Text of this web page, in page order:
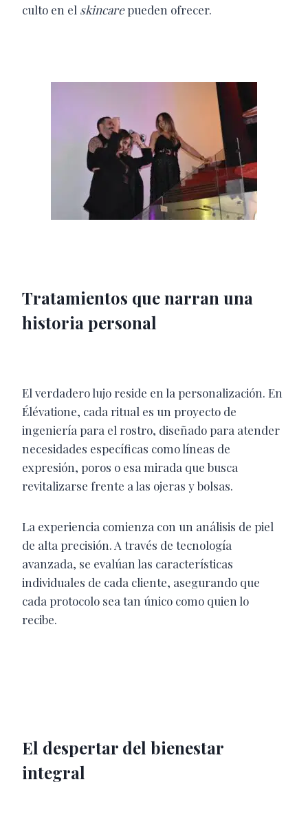
culto en el skincarepueden ofrecer.
Tratamientos que narran una
historia personal
El verdadero lujo reside en la personalización. En
Élévatione, cada ritual es un proyecto de
ingeniería para el rostro, diseñado para atender
necesidades específicas como líneas de
expresión, poros o esa mirada que busca
revitalizarse frente a las ojeras y bolsas.
La experiencia comienza con un análisis de piel
de alta precisión. A través de tecnología
avanzada, se evalúan las características
individuales de cada cliente, asegurando que
cada protocolo sea tan único como quien lo
recibe.
El despertar del bienestar
integral